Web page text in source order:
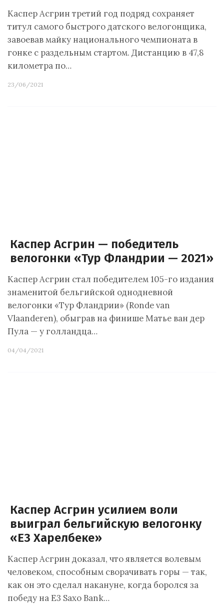
Каспер Асгрин третий год подряд сохраняет
титул самого быстрого датского велогонщика,
завоевав майку национального чемпионата в
гонке с раздельным стартом. Дистанцию в 47,8
километра по…
23/06/2021
Каспер Асгрин — победитель
велогонки «Тур Фландрии — 2021»
Каспер Асгрин стал победителем 105-го издания
знаменитой бельгийской однодневной
велогонки «Тур Фландрии» (Ronde van
Vlaanderen), обыграв на финише Матье ван дер
Пула — у голландца…
04/04/2021
Каспер Асгрин усилием воли
выиграл бельгийскую велогонку
«Е3 Харелбеке»
Каспер Асгрин доказал, что является волевым
человеком, способным сворачивать горы — так,
как он это сделал накануне, когда боролся за
победу на E3 Saxo Bank…